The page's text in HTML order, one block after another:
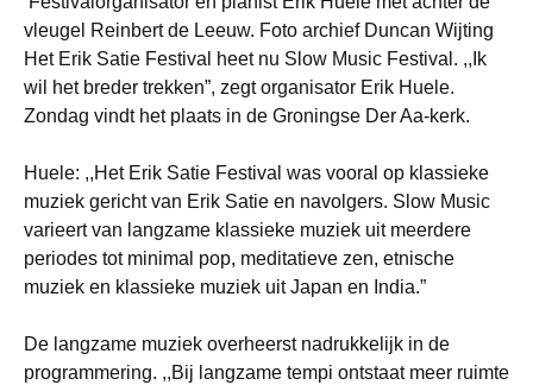
vleugel Reinbert de Leeuw. Foto archief Duncan Wijting
Het Erik Satie Festival heet nu Slow Music Festival. ,,Ik
wil het breder trekken”, zegt organisator Erik Huele.
Zondag vindt het plaats in de Groningse Der Aa-kerk.
Huele: ,,Het Erik Satie Festival was vooral op klassieke
muziek gericht van Erik Satie en navolgers. Slow Music
varieert van langzame klassieke muziek uit meerdere
periodes tot minimal pop, meditatieve zen, etnische
muziek en klassieke muziek uit Japan en India.”
De langzame muziek overheerst nadrukkelijk in de
programmering. ,,Bij langzame tempi ontstaat meer ruimte